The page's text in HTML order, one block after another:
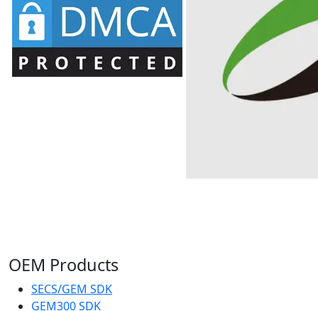
OEM Products
SECS/GEM SDK
GEM300 SDK